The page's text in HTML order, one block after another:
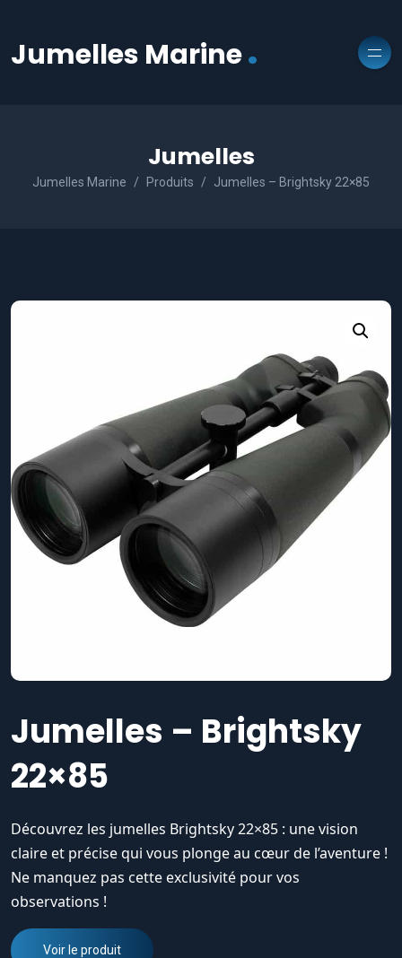
Jumelles Marine.
Jumelles
Jumelles Marine Produits Jumelles – Brightsky 22×85
Jumelles – Brightsky
22×85
Découvrez les jumelles Brightsky 22×85 : une vision
claire et précise qui vous plonge au cœur de l’aventure !
Ne manquez pas cette exclusivité pour vos
observations !
Voir le produit